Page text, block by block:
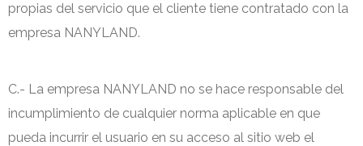
propias del servicio que el cliente tiene contratado con la
empresa NANYLAND.
C.- La empresa NANYLAND no se hace responsable del
incumplimiento de cualquier norma aplicable en que
pueda incurrir el usuario en su acceso al sitio web el